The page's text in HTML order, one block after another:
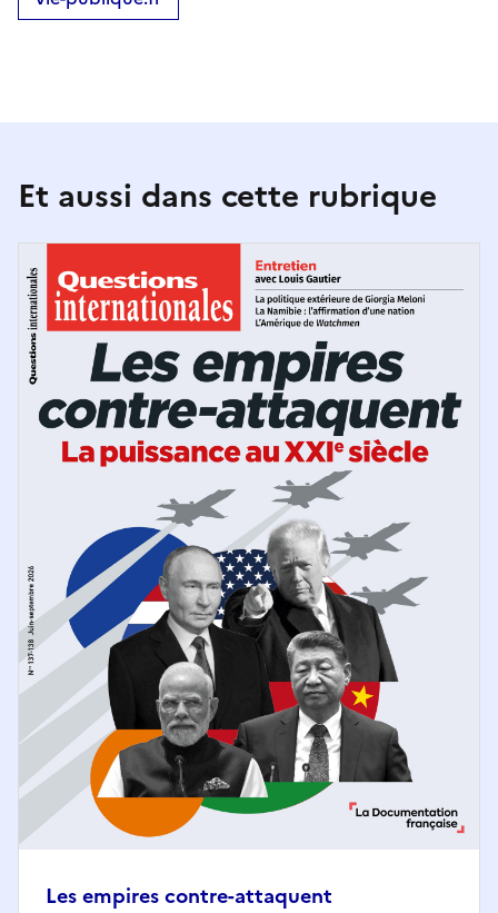
Et aussi dans cette rubrique
Les empires contre-attaquent